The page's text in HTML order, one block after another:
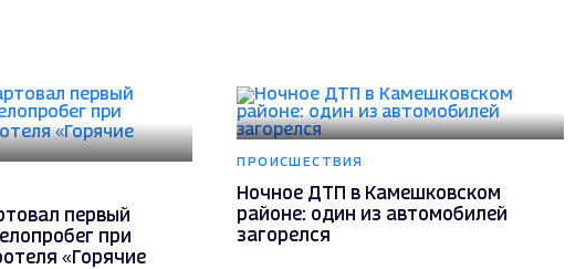
первый
при
«Горячие
ПРОИСШЕСТВИЯ
Ночное ДТП в Камешковском
районе: один из автомобилей
загорелся